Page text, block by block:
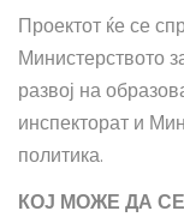
Проектот ќе се
Министерството
развој на
инспекторат и
политика.
КОЈ МОЖЕ ДА